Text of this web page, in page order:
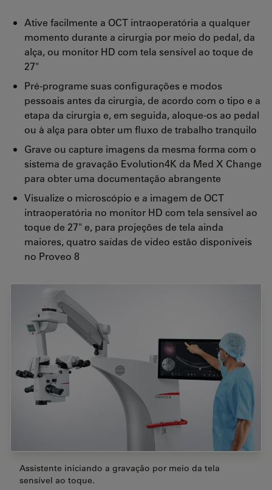
Ative facilmente a OCT intraoperatória a qualquer
momento durante a cirurgia por meio do pedal, da
alça, ou monitor HD com tela sensível ao toque de
27"
Pré-programe suas configurações e modos
pessoais antes da cirurgia, de acordo com o tipo e a
etapa da cirurgia e, em seguida, aloque-os ao pedal
ou à alça para obter um fluxo de trabalho tranquilo
Grave ou capture imagens da mesma forma com o
sistema de gravação Evolution4K da Med X Change
para obter uma documentação abrangente
Visualize o microscópio e a imagem de OCT
intraoperatória no monitor HD com tela sensível ao
toque de 27" e, para projeções de tela ainda
maiores, quatro saídas de vídeo estão disponíveis
no Proveo 8
Assistente iniciando a gravação por meio da tela
sensível ao toque.